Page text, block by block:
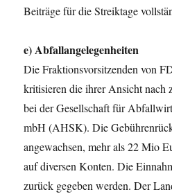
Beiträge für die Streiktage
e) Abfallangelegenheiten
Die Fraktionsvorsitzenden von
kritisieren die ihrer Ansicht nach
bei der Gesellschaft für
mbH (AHSK). Die
angewachsen, mehr als 22 Mio
auf diversen Konten. Die
zurück gegeben werden. Der